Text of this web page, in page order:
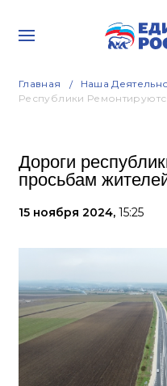
Главная Наша
Республики
Дороги
просьбам
15 ноября 2024, 15:25